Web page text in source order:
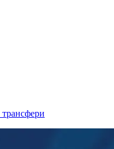
трансфери